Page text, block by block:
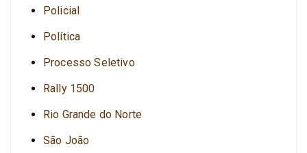
Policial
Política
Processo Seletivo
Rally 1500
Rio Grande do Norte
São João